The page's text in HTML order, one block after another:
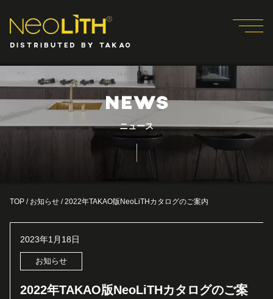
DISTRIBUTED BY TAKAO
NEWS
ニュース
TOP / お知らせ /2022年TAKAO版NeoLiTHカタログのご案内
2023年1月18日
お知らせ
2022年TAKAO版NeoLiTHカタログのご案